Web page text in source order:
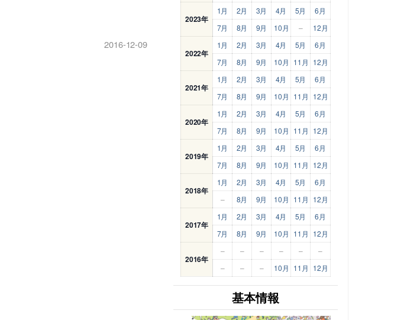
2016-12-09
2023年
1月 2月 3月 4月 5月
6月
7月
8月 9月 10月 – 12月
2022年
1月 2月 3月 4月 5月
6月
7月
8月 9月 10月 11月 12月
2021年
1月 2月 3月 4月 5月
6月
7月
8月 9月 10月 11月 12月
2020年
1月 2月 3月 4月 5月
6月
7月
8月 9月 10月 11月 12月
2019年
1月 2月 3月 4月 5月
6月
7月
8月 9月 10月 11月 12月
2018年
1月 2月 3月 4月 5月
6月
–
8月 9月 10月 11月 12月
2017年
1月 2月 3月 4月 5月
6月
7月
8月 9月 10月 11月 12月
2016年
– – – – –
–
–
– – 10月 11月 12月
基本情報